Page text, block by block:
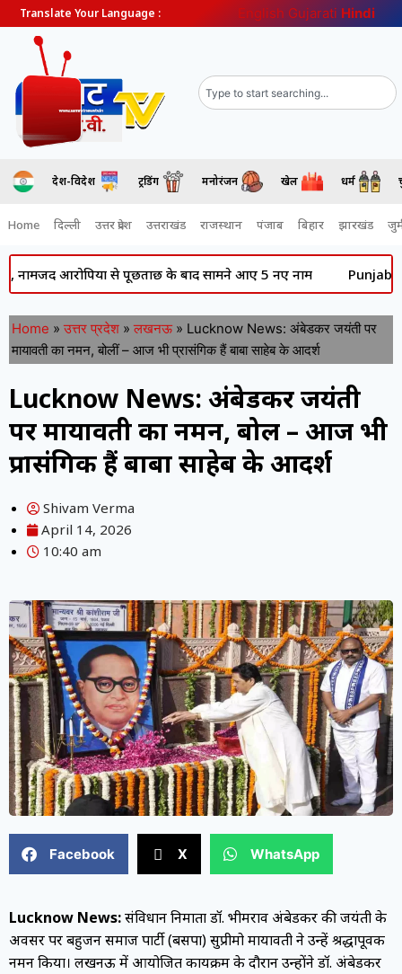
Translate Your Language : English Gujarati Hindi
देश-विदेश ट्रेंडिंग मनोरंजन खेल धर्म
Home दिल्ली उत्तर प्रदेश उत्तराखंड राजस्थान पंजाब बिहार झारखंड
से पूछताछ के बाद सामने आए 5 नए नाम Punjab News: की
Home » उत्तर प्रदेश » लखनऊ » Lucknow News: अंबेडकर जयंती पर
मायावती का नमन, बोलीं – आज भी प्रासंगिक हैं बाबा साहेब के आदर्श
Lucknow News: अंबेडकर जयंती
पर मायावती का नमन, बोलीं – आज भी
प्रासंगिक हैं बाबा साहेब के आदर्श
Shivam Verma
April 14, 2026
10:40 am
Facebook X WhatsApp
Lucknow News:संविधान निर्माता डॉ. भीमराव अंबेडकर की जयंती के
अवसर पर बहुजन समाज पार्टी (बसपा) सुप्रीमो मायावती ने उन्हें श्रद्धापूर्वक
नमन किया। लखनऊ में आयोजित कार्यक्रम के दौरान उन्होंने डॉ. अंबेडकर